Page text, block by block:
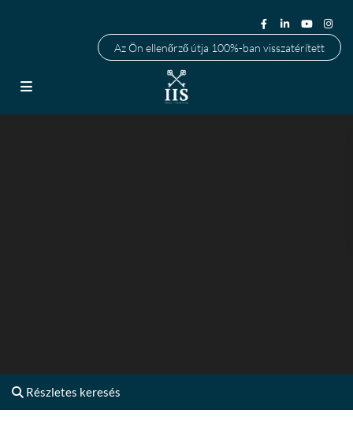
Az Ön ellenőrző útja 100%-ban visszatérített
Részletes keresés